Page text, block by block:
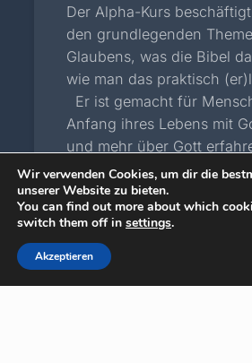
Der Alpha-Kurs
den grundlegenden
Glaubens, was die Bibel
wie man das praktisch
Er ist gemacht für
Anfang ihres Lebens mit
und mehr über Gott
wie man die Beziehung
kann und[…]
Wir verwenden Cookies, um dir die
unserer Website zu bieten.
You can find out more about which
switch them off in settings.
Akzeptieren